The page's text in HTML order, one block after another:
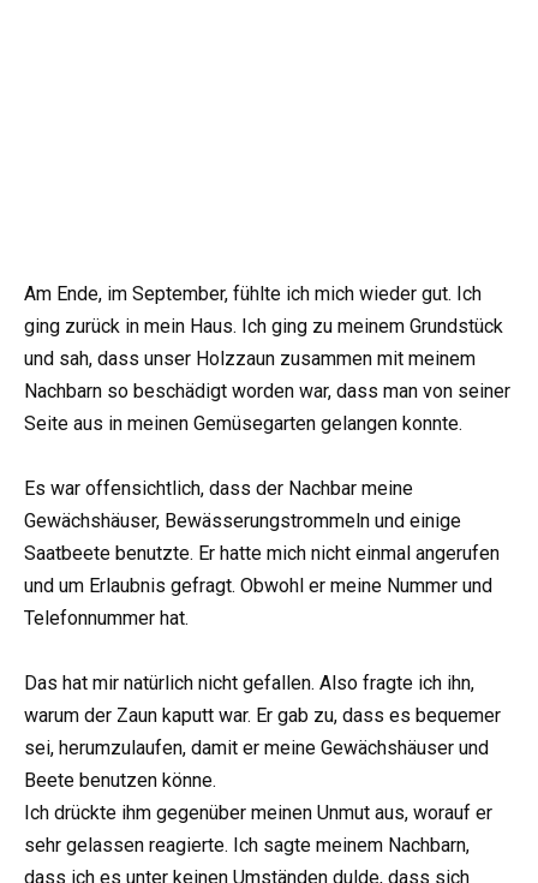
Am Ende, im September, fühlte ich mich wieder gut. Ich
ging zurück in mein Haus. Ich ging zu meinem Grundstück
und sah, dass unser Holzzaun zusammen mit meinem
Nachbarn so beschädigt worden war, dass man von seiner
Seite aus in meinen Gemüsegarten gelangen konnte.
Es war offensichtlich, dass der Nachbar meine
Gewächshäuser, Bewässerungstrommeln und einige
Saatbeete benutzte. Er hatte mich nicht einmal angerufen
und um Erlaubnis gefragt. Obwohl er meine Nummer und
Telefonnummer hat.
Das hat mir natürlich nicht gefallen. Also fragte ich ihn,
warum der Zaun kaputt war. Er gab zu, dass es bequemer
sei, herumzulaufen, damit er meine Gewächshäuser und
Beete benutzen könne.
Ich drückte ihm gegenüber meinen Unmut aus, worauf er
sehr gelassen reagierte. Ich sagte meinem Nachbarn,
dass ich es unter keinen Umständen dulde, dass sich